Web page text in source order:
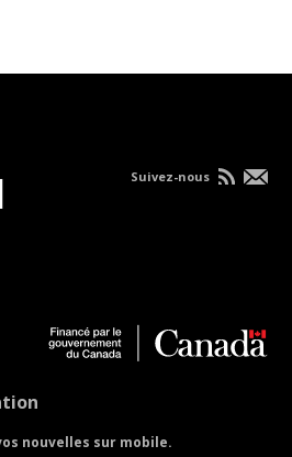
nouvelles sur mobile.
Suivez-nous